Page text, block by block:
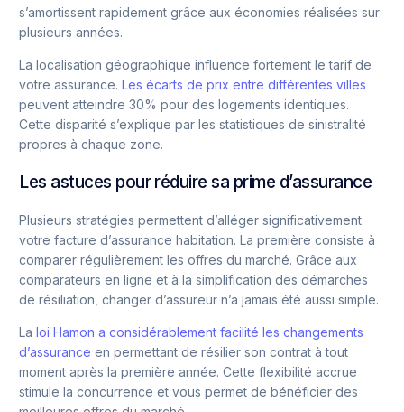
s’amortissent rapidement grâce aux économies réalisées sur
plusieurs années.
La localisation géographique influence fortement le tarif de
votre assurance. Les écarts de prix entre différentes villes
peuvent atteindre 30% pour des logements identiques.
Cette disparité s’explique par les statistiques de sinistralité
propres à chaque zone.
Les astuces pour réduire sa prime d’assurance
Plusieurs stratégies permettent d’alléger significativement
votre facture d’assurance habitation. La première consiste à
comparer régulièrement les offres du marché. Grâce aux
comparateurs en ligne et à la simplification des démarches
de résiliation, changer d’assureur n’a jamais été aussi simple.
La loi Hamon a considérablement facilité les changements
d’assurance en permettant de résilier son contrat à tout
moment après la première année. Cette flexibilité accrue
stimule la concurrence et vous permet de bénéficier des